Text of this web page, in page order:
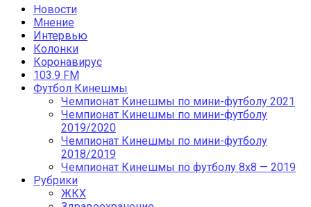
Новости
Мнение
Интервью
Колонки
Коронавирус
103.9 FM
Футбол Кинешмы
Чемпионат Кинешмы по мини-футболу 2021
Чемпионат Кинешмы по мини-футболу
2019/2020
Чемпионат Кинешмы по мини-футболу
2018/2019
Чемпионат Кинешмы по футболу 8х8 — 2019
Рубрики
ЖКХ